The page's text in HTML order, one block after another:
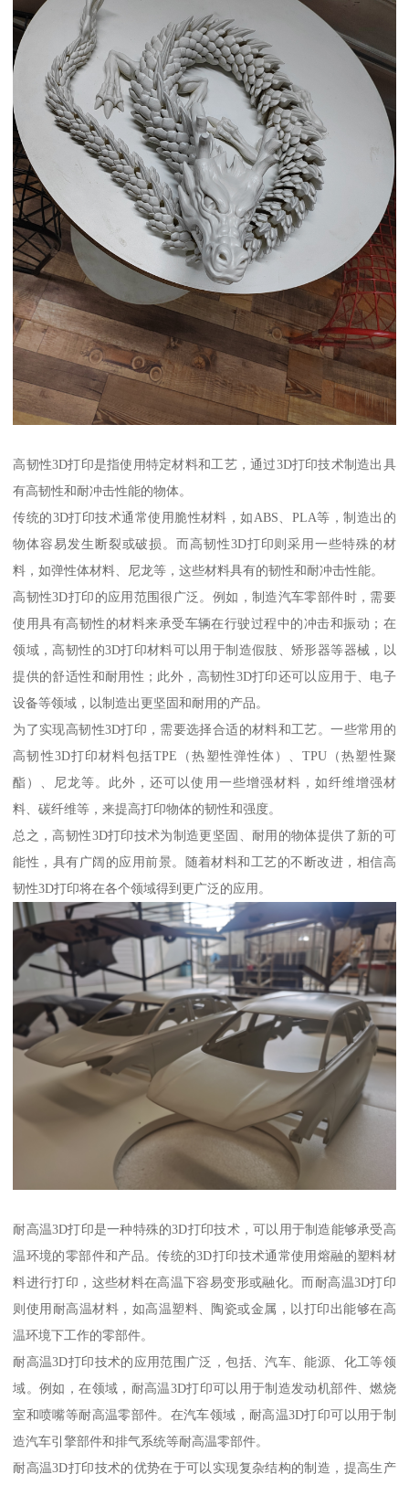
高韧性3D打印是指使用特定材料和工艺，通过3D打印技术制造出具
有高韧性和耐冲击性能的物体。
传统的3D打印技术通常使用脆性材料，如ABS、PLA等，制造出的
物体容易发生断裂或破损。而高韧性3D打印则采用一些特殊的材
料，如弹性体材料、尼龙等，这些材料具有的韧性和耐冲击性能。
高韧性3D打印的应用范围很广泛。例如，制造汽车零部件时，需要
使用具有高韧性的材料来承受车辆在行驶过程中的冲击和振动；在
领域，高韧性的3D打印材料可以用于制造假肢、矫形器等器械，以
提供的舒适性和耐用性；此外，高韧性3D打印还可以应用于、电子
设备等领域，以制造出更坚固和耐用的产品。
为了实现高韧性3D打印，需要选择合适的材料和工艺。一些常用的
高韧性3D打印材料包括TPE（热塑性弹性体）、TPU（热塑性聚
酯）、尼龙等。此外，还可以使用一些增强材料，如纤维增强材
料、碳纤维等，来提高打印物体的韧性和强度。
总之，高韧性3D打印技术为制造更坚固、耐用的物体提供了新的可
能性，具有广阔的应用前景。随着材料和工艺的不断改进，相信高
韧性3D打印将在各个领域得到更广泛的应用。
耐高温3D打印是一种特殊的3D打印技术，可以用于制造能够承受高
温环境的零部件和产品。传统的3D打印技术通常使用熔融的塑料材
料进行打印，这些材料在高温下容易变形或融化。而耐高温3D打印
则使用耐高温材料，如高温塑料、陶瓷或金属，以打印出能够在高
温环境下工作的零部件。
耐高温3D打印技术的应用范围广泛，包括、汽车、能源、化工等领
域。例如，在领域，耐高温3D打印可以用于制造发动机部件、燃烧
室和喷嘴等耐高温零部件。在汽车领域，耐高温3D打印可以用于制
造汽车引擎部件和排气系统等耐高温零部件。
耐高温3D打印技术的优势在于可以实现复杂结构的制造，提高生产